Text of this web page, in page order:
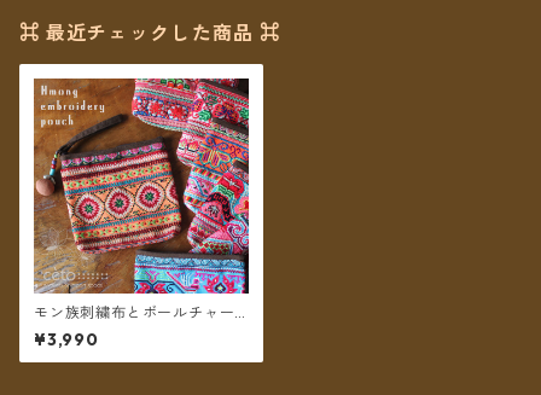
⌘ 最近チェックした商品 ⌘
モン族刺繍布とボールチャー
ムのポーチ ＊メール便送料無
料＊
¥3,990